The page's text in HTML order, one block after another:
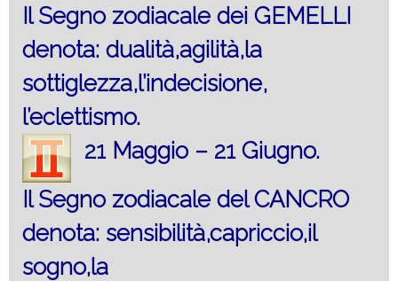
Il Segno zodiacale dei GEMELLI
denota: dualità,agilità,la
sottiglezza,l’indecisione,
l’eclettismo.
21 Maggio – 21 Giugno.
Il Segno zodiacale del CANCRO
denota: sensibilità,capriccio,il
sogno,la